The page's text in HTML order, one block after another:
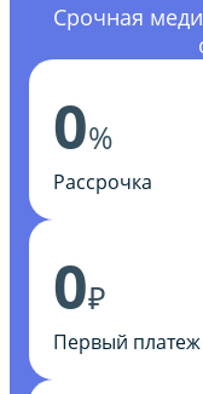
Срочная
0%
Рассрочка
0₽
Первый платеж